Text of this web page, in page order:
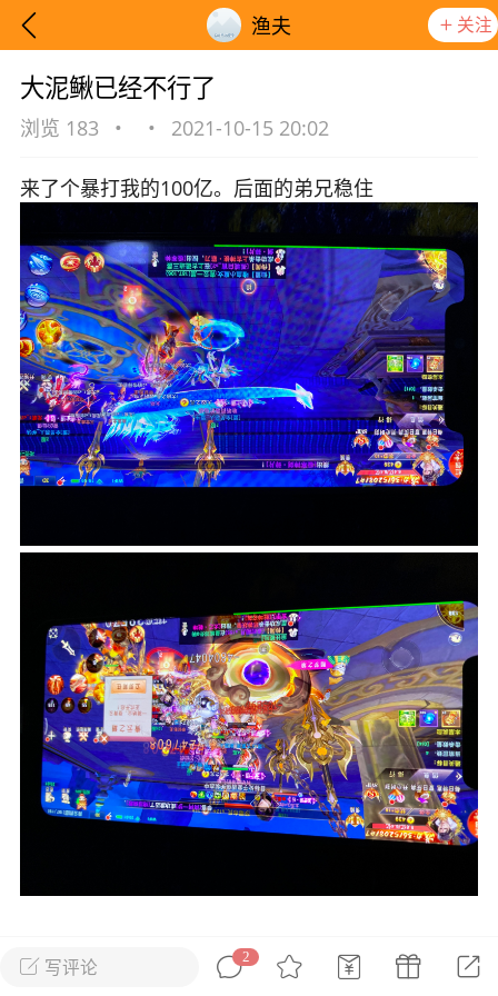
渔夫 关注
提示 想要更快入门社区，请阅读【新手宝典】
社区入门必看指南 多款游戏任君畅玩
大千世界
开播时间留意通知
游戏推荐
一起体验精彩世界
近期热点
每分钟在线0，今日新注册0，孵蛋1，总用户数1947597
03-06 11:18 广东·深圳 官方社区活动
金大奖、实物奖励，各种福利拿到手软！
写评论 2
大泥鳅已经不行了
浏览 183 • • 2021-10-15 20:02
来了个暴打我的100亿。后面的弟兄稳住
发帖没有任何奖励，也不涉及任务，请勿灌水，